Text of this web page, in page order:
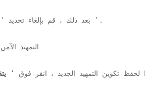
15. بعد ذلك ، قم بإلغاء تحديد ' '.
لحفظ تكوين التمهيد الجديد ، انقر فوق '